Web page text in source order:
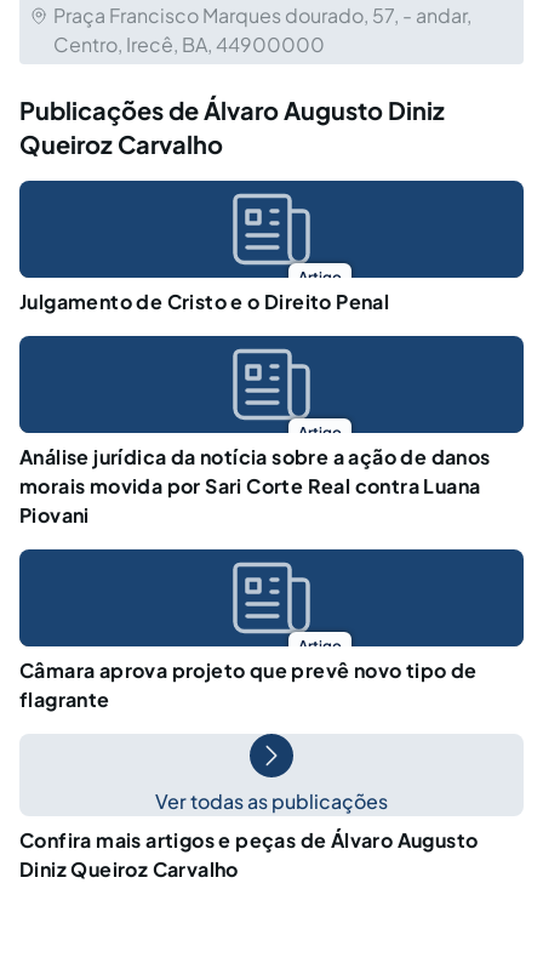
Praça Francisco Marques dourado, 57, - andar,
Centro, Irecê, BA, 44900000
Publicações de Álvaro Augusto Diniz
Queiroz Carvalho
Artigo
Julgamento de Cristo e o Direito Penal
Artigo
Análise jurídica da notícia sobre a ação de danos
morais movida por Sari Corte Real contra Luana
Piovani
Artigo
Câmara aprova projeto que prevê novo tipo de
flagrante
Ver todas as publicações
Confira mais artigos e peças de Álvaro Augusto
Diniz Queiroz Carvalho